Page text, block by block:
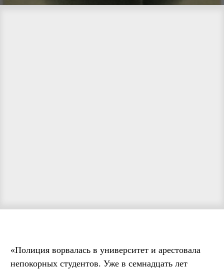
«Полиция ворвалась в университет и арестовала
непокорных студентов. Уже в семнадцать лет